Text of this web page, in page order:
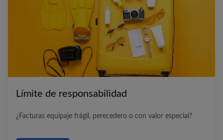
Límite de responsabilidad
¿Facturas equipaje frágil, perecedero o con valor especial?